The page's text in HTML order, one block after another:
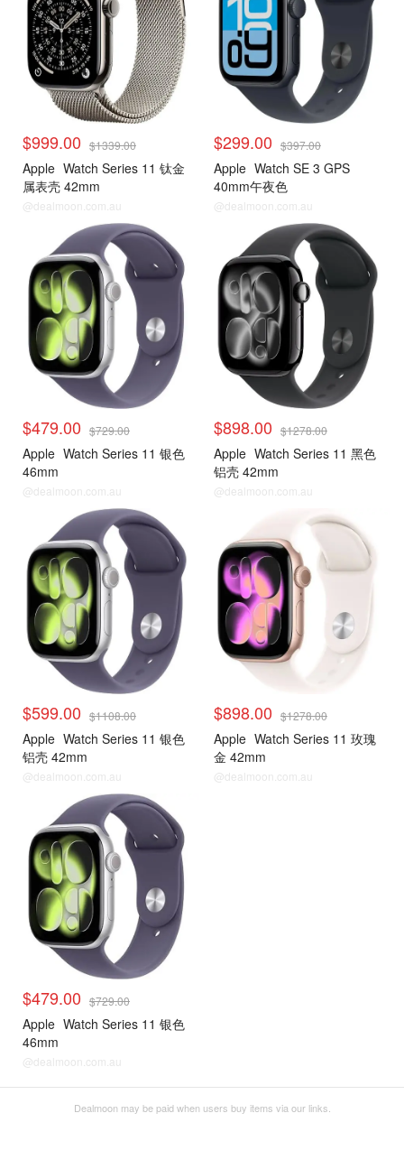
$999.00 $1339.00
Apple Watch Series 11 钛金
属表壳 42mm
@dealmoon.com.au
$299.00 $397.00
Apple Watch SE 3 GPS
40mm午夜色
@dealmoon.com.au
$479.00 $729.00
Apple Watch Series 11 银色
46mm
@dealmoon.com.au
$898.00 $1278.00
Apple Watch Series 11 黑色
铝壳 42mm
@dealmoon.com.au
$599.00 $1108.00
Apple Watch Series 11 银色
铝壳 42mm
@dealmoon.com.au
$898.00 $1278.00
Apple Watch Series 11 玫瑰
金 42mm
@dealmoon.com.au
$479.00 $729.00
Apple Watch Series 11 银色
46mm
@dealmoon.com.au
Dealmoon may be paid when users buy items via our links.